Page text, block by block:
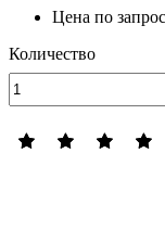
Цена по
Количество